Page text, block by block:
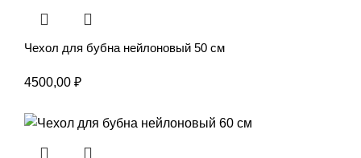
Чехол для бубна нейлоновый 50 см
4500,00 ₽